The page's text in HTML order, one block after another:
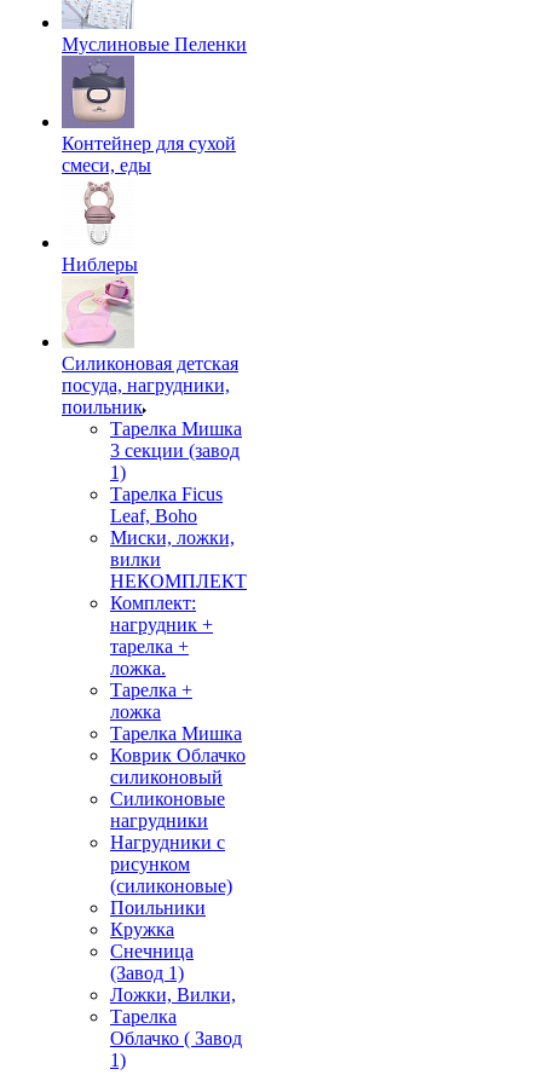
Муслиновые Пеленки
Контейнер для сухой
смеси, еды
Ниблеры
Силиконовая детская
посуда, нагрудники,
поильник
Тарелка Мишка
3 секции (завод
1)
Тарелка Ficus
Leaf, Boho
Миски, ложки,
вилки
НЕКОМПЛЕКТ
Комплект:
нагрудник +
тарелка +
ложка.
Тарелка +
ложка
Тарелка Мишка
Коврик Облачко
силиконовый
Силиконовые
нагрудники
Нагрудники с
рисунком
(силиконовые)
Поильники
Кружка
Снечница
(Завод 1)
Ложки, Вилки,
Тарелка
Облачко ( Завод
1)